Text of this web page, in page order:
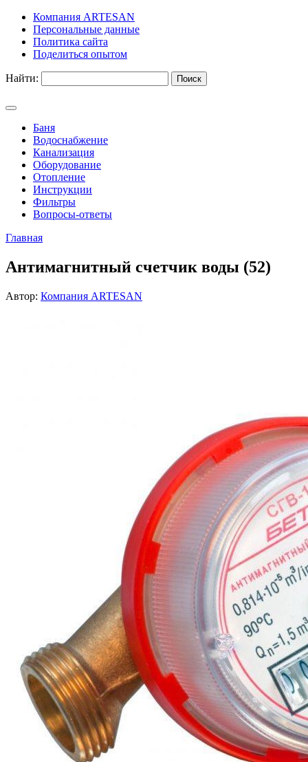
Компания ARTESAN
Персональные данные
Политика сайта
Поделиться опытом
Найти:
Баня
Водоснабжение
Канализация
Оборудование
Отопление
Инструкции
Фильтры
Вопросы-ответы
Главная
Антимагнитный счетчик воды (52)
Автор: Компания ARTESAN